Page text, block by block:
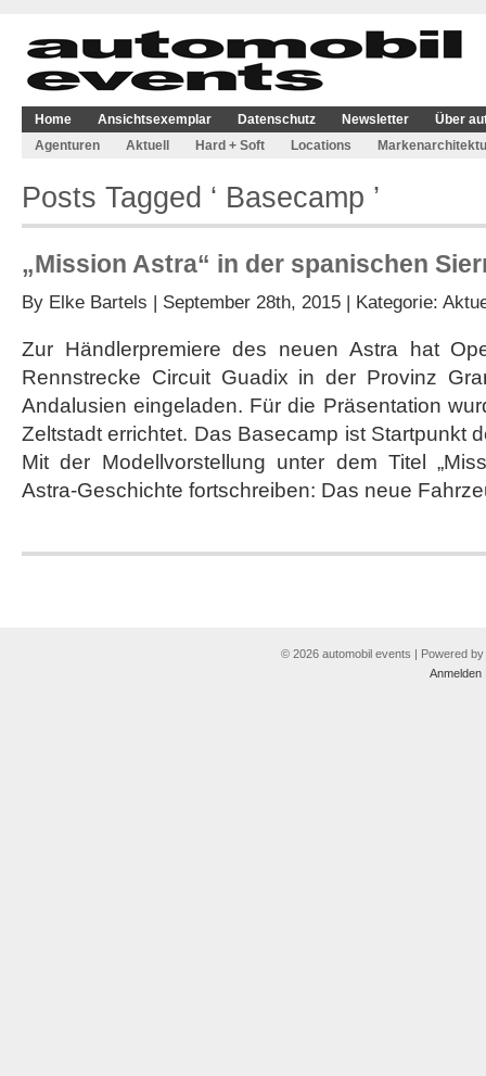
Home Ansichtsexemplar Datenschutz Newsletter
Über
Agenturen
Aktuell Hard + Soft Locations
Posts Tagged ‘ Basecamp ’
„Mission Astra“ in der spanischen
By Elke Bartels | September 28th, 2015 | Kategorie:
Zur Händlerpremiere des neuen Astra hat
Rennstrecke Circuit Guadix in der Provinz
Andalusien eingeladen. Für die Präsentation
Zeltstadt errichtet. Das Basecamp ist Startpunkt
Mit der Modellvorstellung unter dem Titel
Astra-Geschichte fortschreiben: Das neue
© 2026 automobil events | Powered by
Anmelden|